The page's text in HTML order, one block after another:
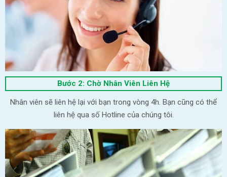
Bước 2: Chờ Nhân Viên Liên Hệ
Nhân viên sẽ liên hệ lại với bạn trong vòng 4h. Bạn cũng có thể
liên hệ qua số Hotline của chúng tôi.